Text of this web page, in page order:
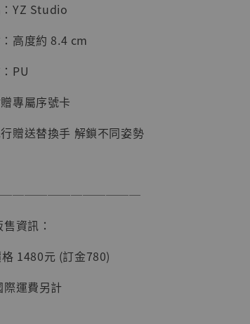
【店內現貨】海賊王
系列蒐藏雕像 布魯
克達摩 [7STARS
Studio]
NT$ 1,500
YZ Studio
高度約 8.4 cm
PU
專屬序號卡
贈送替換手 解鎖不同姿勢
資訊：
1480元 (訂金780)
際運費另計